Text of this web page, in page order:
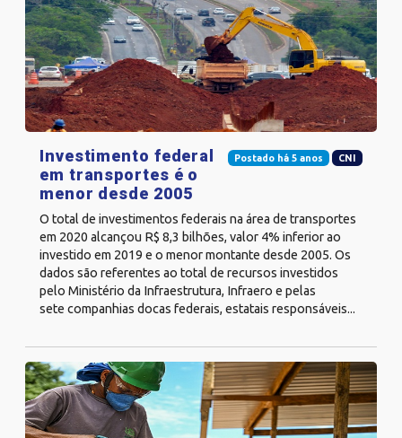
Postado há 5 anos CNI
Investimento federal
em transportes é o
menor desde 2005
O total de investimentos federais na área de transportes
em 2020 alcançou R$ 8,3 bilhões, valor 4% inferior ao
investido em 2019 e o menor montante desde 2005. Os
dados são referentes ao total de recursos investidos
pelo Ministério da Infraestrutura, Infraero e pelas
sete companhias docas federais, estatais responsáveis...